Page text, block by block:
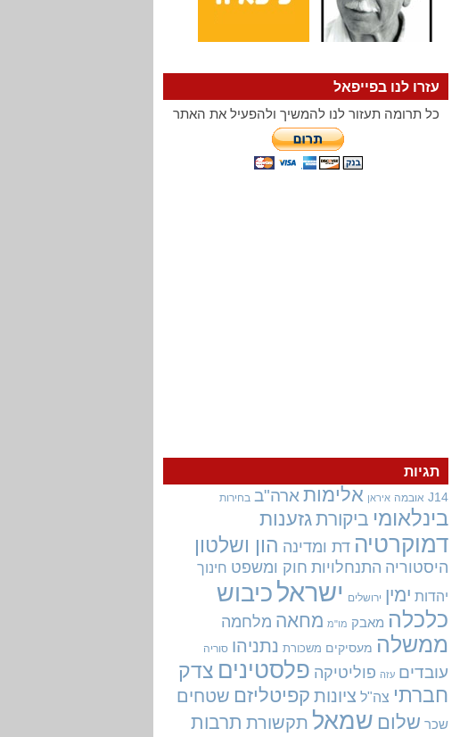
עזרו לנו בפייפאל
כל תרומה תעזור לנו להמשיך ולהפעיל את האתר
תגיות
J14 אובמה איראן אלימות ארה"ב בחירות
בינלאומי ביקורתגזענות
דמוקרטיה דת ומדינה הון ושלטון
היסטוריה התנחלויות חוק ומשפט חינוך
יהדות ימין ירושלים ישראל כיבוש
כלכלה מאבק מו"מ מחאה מלחמה
ממשלה מעסיקים משכורת נתניהו סוריה
עובדים עזה פוליטיקה פלסטינים צדק
חברתי צה"ל ציונות קפיטליזם שטחים
שכר שלום שמאל תקשורת תרבות